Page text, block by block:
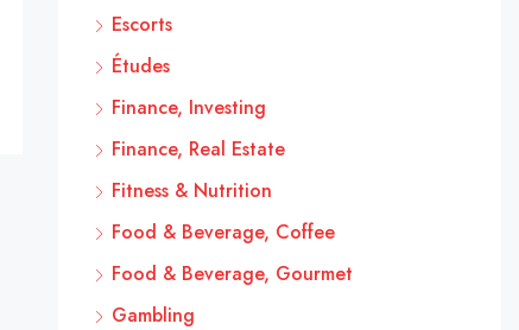
Escorts
Études
Finance, Investing
Finance, Real Estate
Fitness & Nutrition
Food & Beverage, Coffee
Food & Beverage, Gourmet
Gambling